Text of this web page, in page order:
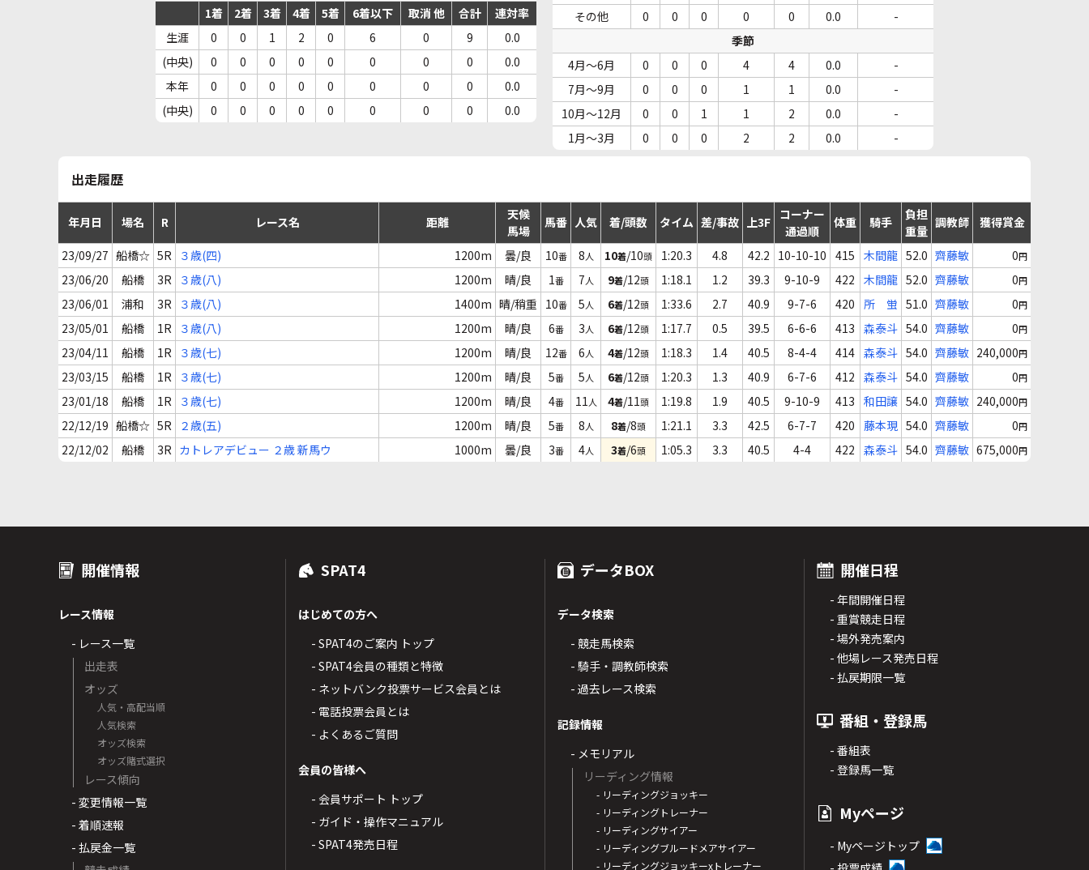
1着 2着 3着 4着 5着 6着以下 取消 他 合計
連対率
生涯
0 0 1 2 0 6 0 9
0.0
(中央)
0 0 0 0 0 0 0 0
0.0
本年
0 0 0 0 0 0 0 0
0.0
(中央)
0 0 0 0 0 0 0 0 0.0
その他
0 0 0 0 0 0.0
-
季節
4月～6月
0 0 0 4 4 0.0
-
7月～9月
0 0 0 1 1 0.0
-
10月～12月
0 0 1 1 2 0.0
-
1月～3月
0 0 0 2 2 0.0 -
出走履歴
年月日 場名 R レース名 距離
天候
馬場
馬番 人気 着/頭数 タイム 差/事故 上3F コーナー
通過順
体重 騎手
負担
重量
調教師 獲得賞金
23/09/27 船橋☆ 5R ３歳(四) 1200m 曇/良 10番 8人 10着/10頭 1:20.3 4.8 42.2 10-10-10 415 木間龍 52.0 齊藤敏 0円
23/06/20 船橋 3R ３歳(八) 1200m 晴/良 1番 7人 9着/12頭 1:18.1 1.2 39.3 9-10-9 422 木間龍 52.0 齊藤敏 0円
23/06/01 浦和 3R ３歳(八) 1400m 晴/稍重 10番 5人 6着/12頭 1:33.6 2.7 40.9 9-7-6 420 所 蛍 51.0 齊藤敏 0円
23/05/01 船橋 1R ３歳(八) 1200m 晴/良 6番 3人 6着/12頭 1:17.7 0.5 39.5 6-6-6 413 森泰斗 54.0 齊藤敏 0円
23/04/11 船橋 1R ３歳(七) 1200m 晴/良 12番 6人 4着/12頭 1:18.3 1.4 40.5 8-4-4 414 森泰斗 54.0 齊藤敏 240,000円
23/03/15 船橋 1R ３歳(七) 1200m 晴/良 5番 5人 6着/12頭 1:20.3 1.3 40.9 6-7-6 412 森泰斗 54.0 齊藤敏 0円
23/01/18 船橋 1R ３歳(七) 1200m 晴/良 4番 11人 4着/11頭 1:19.8 1.9 40.5 9-10-9 413 和田譲 54.0 齊藤敏 240,000円
22/12/19 船橋☆ 5R ２歳(五) 1200m 晴/良 5番 8人 8着/8頭 1:21.1 3.3 42.5 6-7-7 420 藤本現 54.0 齊藤敏 0円
22/12/02 船橋 3R カトレアデビュー ２歳 新馬ウ 1000m 曇/良 3番 4人 3着/6頭 1:05.3 3.3 40.5 4-4 422 森泰斗 54.0 齊藤敏 675,000円
開催情報
レース情報
- レース一覧
出走表
オッズ
人気・高配当順
人気検索
オッズ検索
オッズ賭式選択
レース傾向
- 変更情報一覧
- 着順速報
- 払戻金一覧
SPAT4
はじめての方へ
- SPAT4のご案内 トップ
- SPAT4会員の種類と特徴
- ネットバンク投票サービス会員とは
- 電話投票会員とは
- よくあるご質問
会員の皆様へ
- 会員サポート トップ
- ガイド・操作マニュアル
- SPAT4発売日程
データBOX
データ検索
- 競走馬検索
- 騎手・調教師検索
- 過去レース検索
記録情報
- メモリアル
リーディング情報
- リーディングジョッキー
- リーディングトレーナー
- リーディングサイアー
- リーディングブルードメアサイアー
- リーディングジョッキーxトレーナー
開催日程
- 年間開催日程
- 重賞競走日程
- 場外発売案内
- 他場レース発売日程
- 払戻期限一覧
番組・登録馬
- 番組表
- 登録馬一覧
Myページ
- Myページトップ